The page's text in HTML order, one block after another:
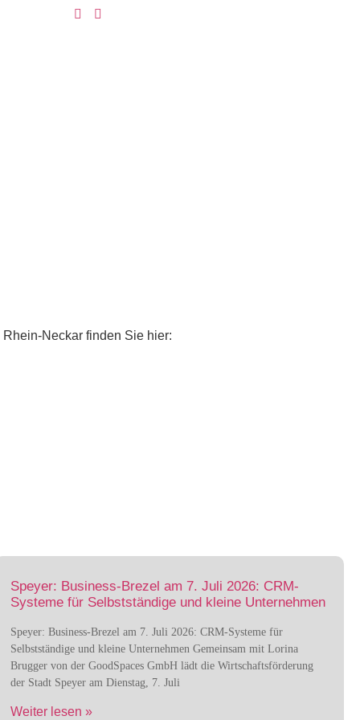
Neckar finden Sie hier:
Speyer: Business-Brezel am 7. Juli 2026: CRM-
Systeme für Selbstständige und kleine Unternehmen
Speyer: Business-Brezel am 7. Juli 2026: CRM-Systeme für
Selbstständige und kleine Unternehmen Gemeinsam mit Lorina
Brugger von der GoodSpaces GmbH lädt die Wirtschaftsförderung
der Stadt Speyer am Dienstag, 7. Juli
Weiter lesen »